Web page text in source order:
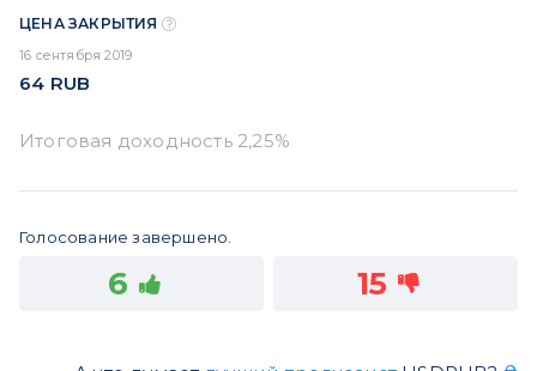
ЦЕНА ЗАКРЫТИЯ
16 сентября 2019
64 RUB
Голосование завершено.
6 15